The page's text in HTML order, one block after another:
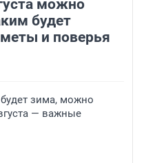
можно
будет
и поверья
зима, можно
— важные